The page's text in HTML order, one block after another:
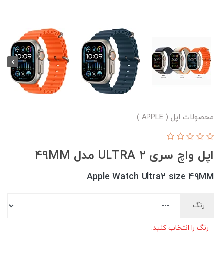
محصولات اپل ( APPLE )
اپل واچ سری ULTRA 2 مدل 49MM
Apple Watch Ultra2 size 49MM
رنگ
رنگ را انتخاب کنید.